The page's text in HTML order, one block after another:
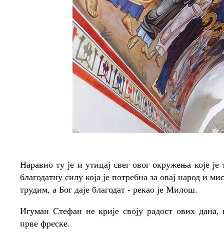
Наравно ту је и утицај свег овог окружења које
благодатну силу која је потребна за овај народ и
трудим, а Бог даје благодат - рекао је Милош.
Игуман Стефан не крије своју радост ових дана,
прве фреске.